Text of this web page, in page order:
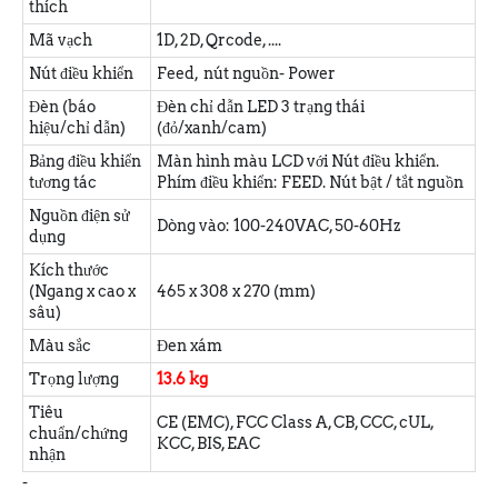
thích
Mã vạch
1D, 2D, Qrcode, ....
Nút điều khiển
Feed, nút nguồn- Power
Đèn (báo
hiệu/chỉ dẫn)
Đèn chỉ dẫn LED 3 trạng thái
(đỏ/xanh/cam)
Bảng điều khiển
tương tác
Màn hình màu LCD với Nút điều khiển.
Phím điều khiển: FEED. Nút bật / tắt nguồn
Nguồn điện sử
dụng
Dòng vào: 100-240VAC, 50-60Hz
Kích thước
(Ngang x cao x
sâu)
465 x 308 x 270 (mm)
Màu sắc
Đen xám
Trọng lượng
13.6 kg
Tiêu
chuẩn/chứng
nhận
CE (EMC), FCC Class A, CB, CCC, cUL,
KCC, BIS, EAC
-